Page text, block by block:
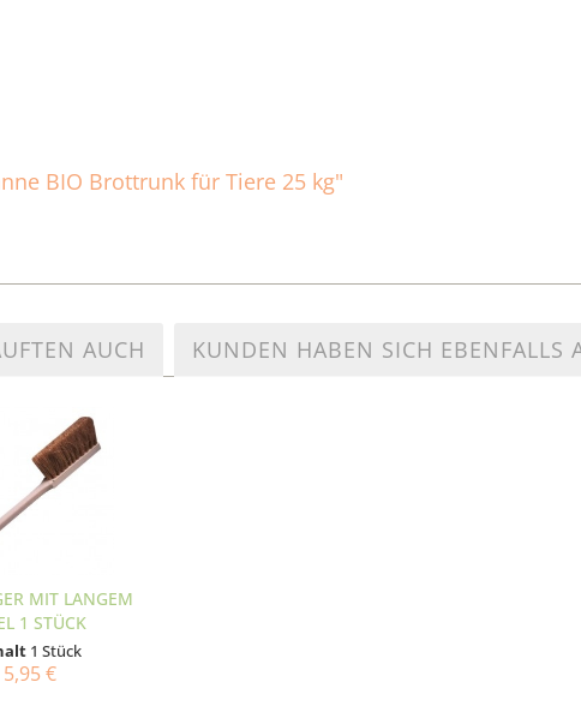
BIO Brottrunk für Tiere 25 kg"
AUCH KUNDEN HABEN SICH EBENFALLS
MIT LANGEM
1 STÜCK
1 Stück
5,95 €